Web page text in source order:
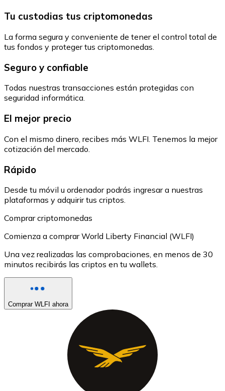
Tu custodias tus criptomonedas
La forma segura y conveniente de tener el control total de
tus fondos y proteger tus criptomonedas.
Seguro y confiable
Todas nuestras transacciones están protegidas con
seguridad informática.
El mejor precio
Con el mismo dinero, recibes más WLFI. Tenemos la mejor
cotización del mercado.
Rápido
Desde tu móvil u ordenador podrás ingresar a nuestras
plataformas y adquirir tus criptos.
Comprar criptomonedas
Comienza a comprar World Liberty Financial (WLFI)
Una vez realizadas las comprobaciones, en menos de 30
minutos recibirás las criptos en tu wallets.
Comprar WLFI ahora